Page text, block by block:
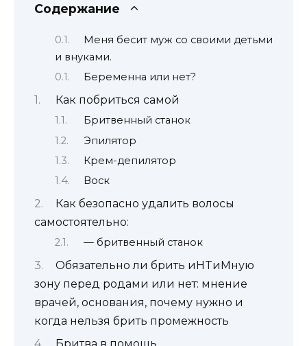
Содержание
Меня бесит муж со своими детьми
и внуками.
Беременна или нет?
Как побриться самой
Бритвенный станок
Эпилятор
Крем-депилятор
Воск
Как безопасно удалить волосы
самостоятельно:
— бритвенный станок
Обязательно ли брить иHTиMную
зону перед родами или нет: мнение
врачей, основания, почему нужно и
когда нельзя брить промежность